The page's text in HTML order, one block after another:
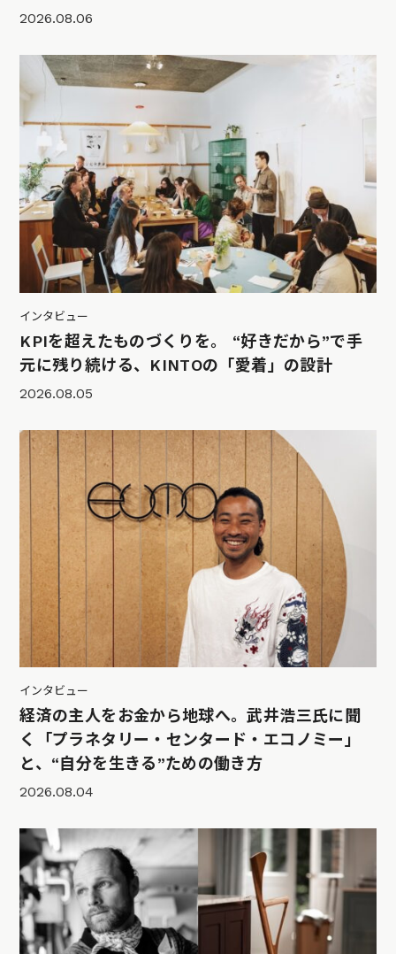
2026.08.06
インタビュー
KPIを超えたものづくりを。 “好きだから”で手
元に残り続ける、KINTOの「愛着」の設計
2026.08.05
インタビュー
経済の主人をお金から地球へ。武井浩三氏に聞
く「プラネタリー・センタード・エコノミー」
と、“自分を生きる”ための働き方
2026.08.04